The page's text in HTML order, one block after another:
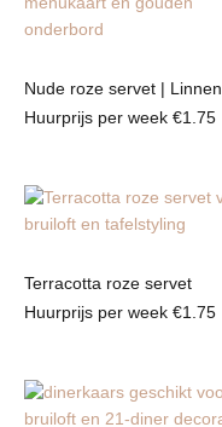
Nude roze servet | Linnen
Huurprijs per week €1.75
Terracotta roze servet
Huurprijs per week €1.75